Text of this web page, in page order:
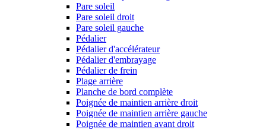
Pare soleil
Pare soleil droit
Pare soleil gauche
Pédalier
Pédalier d'accélérateur
Pédalier d'embrayage
Pédalier de frein
Plage arrière
Planche de bord complète
Poignée de maintien arrière droit
Poignée de maintien arrière gauche
Poignée de maintien avant droit